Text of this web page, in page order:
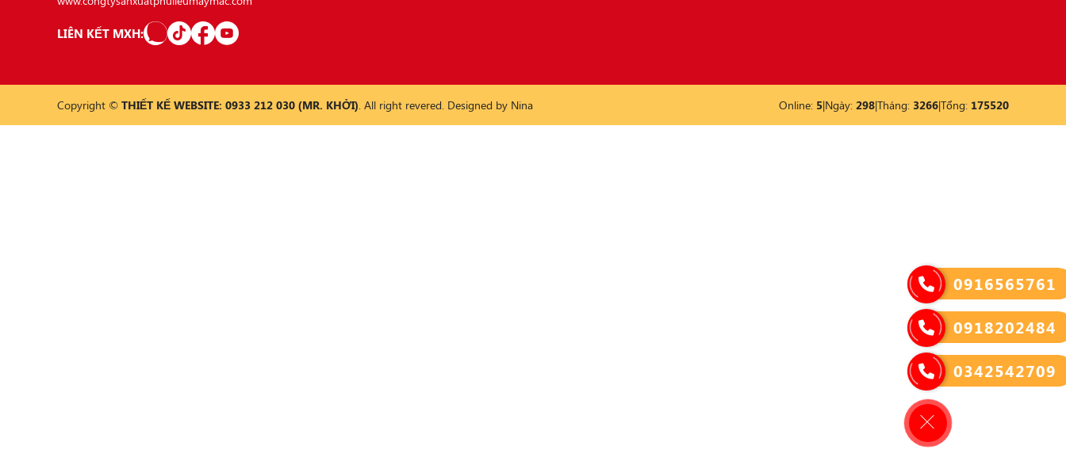
LIÊN KẾT MXH:
Copyright © THIẾT KẾ WEBSITE: 0933 212 030 (MR. KHỞI). All right revered. Designed by Nina Online: 5|Ngày: 298|Tháng: 3266|Tổng: 175520
0916565761
0918202484
0342542709